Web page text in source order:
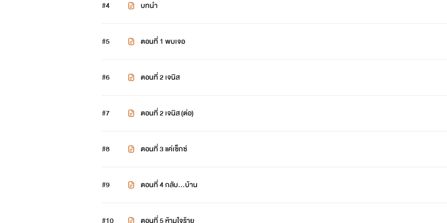
#4 บทนำ
#5 ตอนที่ 1 พบเจอ
#6 ตอนที่ 2 เจนิส
#7 ตอนที่ 2 เจนิส (ต่อ)
#8 ตอนที่ 3 แค่เซ็กซ์
#9 ตอนที่ 4 กลับ…บ้าน
#10